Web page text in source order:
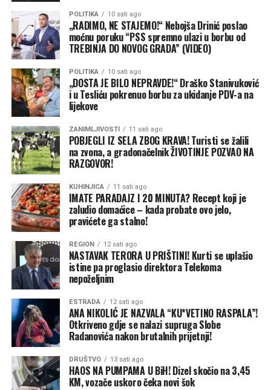
U prvom trenutku pomislio je da je riječ o nesporazumu,
a zatim je zaustavio automobil na prvom sigurnom
mjestu i nazvao suprugu.
Jelena je još uvijek bila na području graničnog prijelaza i
pokušavala saznati gdje je njen suprug.
„Mislila sam da se šali. Izašla sam na nekoliko minuta,
vratila se, a auta nema. Prvo sam pomislila da je samo
pomjerio vozilo naprijed. Onda sam shvatila da je
stvarno prešao granicu bez mene“, ispričala je kroz
smijeh.
Marko se našao u nešto težoj situaciji jer se nakon
prelaska državne granice nije mogao jednostavno
okrenuti i vratiti istim putem. Morao je pronaći
odgovarajuće mjesto za povratak i ponovno proći
graničnu proceduru.
„Kad sam vidio prazno sjedište, nisam znao bih li se
smijao ili hvatao za glavu. Telefon mi je odmah zazvonio i
znao sam ko zove. Prvo što je rekla bilo je: ‘Jesi li ti
normalan?’“, ispričao je Marko.
Nakon dodatnog vremena provedenog na putu bračni
par ponovno se susreo, a njihovo putovanje prema
Njemačkoj nastavljeno je bez novih problema.
POLITIKA 10 sati ago
„RADIMO, NE STAJEMO!“ Nebojša Drinić poslao
moćnu poruku “PSS spremno ulazi u borbu od
TREBINJA DO NOVOG GRADA” (VIDEO)
POLITIKA 10 sati ago
„DOSTA JE BILO NEPRAVDE!“ Draško Stanivuković
i u Tesliću pokrenuo borbu za ukidanje PDV-a na
lijekove
ZANIMLJIVOSTI 11 sati ago
POBJEGLI IZ SELA ZBOG KRAVA! Turisti se žalili
na zvona, a gradonačelnik ŽIVOTINJE POZVAO NA
RAZGOVOR!
KUHINJICA 11 sati ago
IMATE PARADAJZ I 20 MINUTA? Recept koji je
zaludio domaćice – kada probate ovo jelo,
pravićete ga stalno!
REGION 12 sati ago
NASTAVAK TERORA U PRIŠTINI! Kurti se uplašio
istine pa proglasio direktora Telekoma
nepoželjnim
ESTRADA 12 sati ago
ANA NIKOLIĆ JE NAZVALA “KU*VETINO RASPALA”!
Otkriveno gdje se nalazi supruga Slobe
Radanovića nakon brutalnih prijetnji!
DRUŠTVO 13 sati ago
HAOS NA PUMPAMA U BiH! Dizel skočio na 3,45
KM, vozače uskoro čeka novi šok